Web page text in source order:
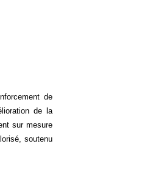
de
de la
sur mesure
soutenu